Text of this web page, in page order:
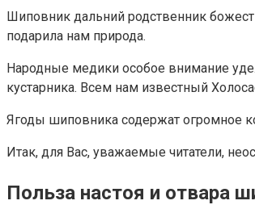
Шиповник дальний родственник
подарила нам природа.
Народные медики особое внимание
кустарника. Всем нам известный
Ягоды шиповника содержат огромное
Итак, для Вас, уважаемые читатели,
Польза настоя и отвара